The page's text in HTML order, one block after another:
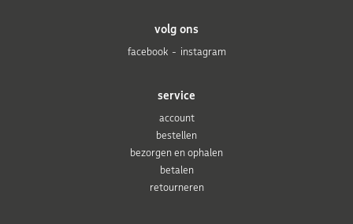
service
account
bestellen
bezorgen en ophalen
betalen
retourneren
volg ons
facebook
instagram